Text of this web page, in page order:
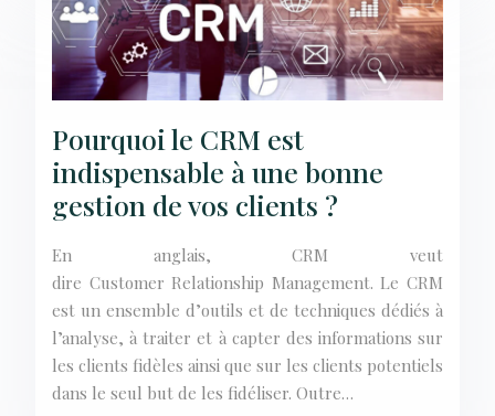
Pourquoi le CRM est
indispensable à une bonne
gestion de vos clients ?
En anglais, CRM veut
dire Customer Relationship Management. Le CRM
est un ensemble d’outils et de techniques dédiés à
l’analyse, à traiter et à capter des informations sur
les clients fidèles ainsi que sur les clients potentiels
dans le seul but de les fidéliser. Outre…